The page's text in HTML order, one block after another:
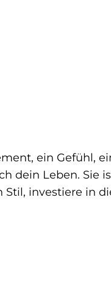
ein Gefühl,
dein Leben. Sie
investiere in